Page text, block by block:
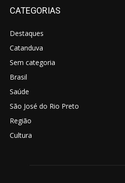
CATEGORIAS
Destaques
Catanduva
Sem categoria
Brasil
Saúde
São José do Rio Preto
Região
Cultura